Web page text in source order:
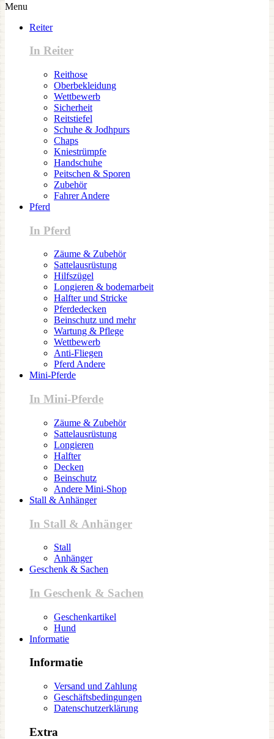
Menu
Reiter
In Reiter
Reithose
Oberbekleidung
Wettbewerb
Sicherheit
Reitstiefel
Schuhe & Jodhpurs
Chaps
Kniestrümpfe
Handschuhe
Peitschen & Sporen
Zubehör
Fahrer Andere
Pferd
In Pferd
Zäume & Zubehör
Sattelausrüstung
Hilfszügel
Longieren & bodemarbeit
Halfter und Stricke
Pferdedecken
Beinschutz und mehr
Wartung & Pflege
Wettbewerb
Anti-Fliegen
Pferd Andere
Mini-Pferde
In Mini-Pferde
Zäume & Zubehör
Sattelausrüstung
Longieren
Halfter
Decken
Beinschutz
Andere Mini-Shop
Stall & Anhänger
In Stall & Anhänger
Stall
Anhänger
Geschenk & Sachen
In Geschenk & Sachen
Geschenkartikel
Hund
Informatie
Informatie
Versand und Zahlung
Geschäftsbedingungen
Datenschutzerklärung
Extra